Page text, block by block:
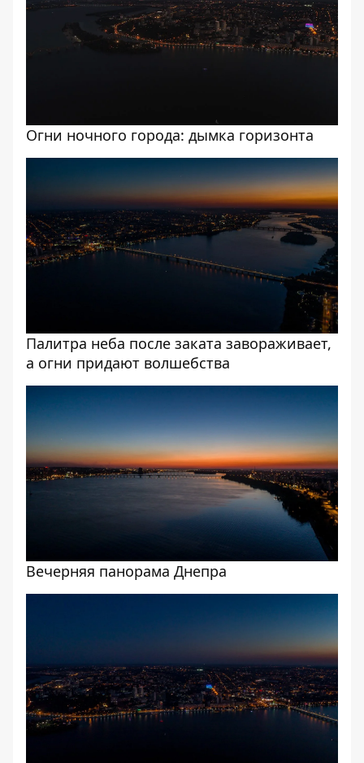
Огни ночного города: дымка горизонта
Палитра неба после заката завораживает,
а огни придают волшебства
Вечерняя панорама Днепра